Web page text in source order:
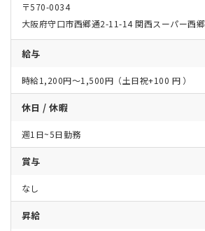
〒570-0034
大阪府守口市西郷通2-11-14関西スーパー西
給与
時給1,200円〜1,500円（土日祝+100 円 ）
休日 / 休暇
週1日~5日勤務
賞与
なし
昇給